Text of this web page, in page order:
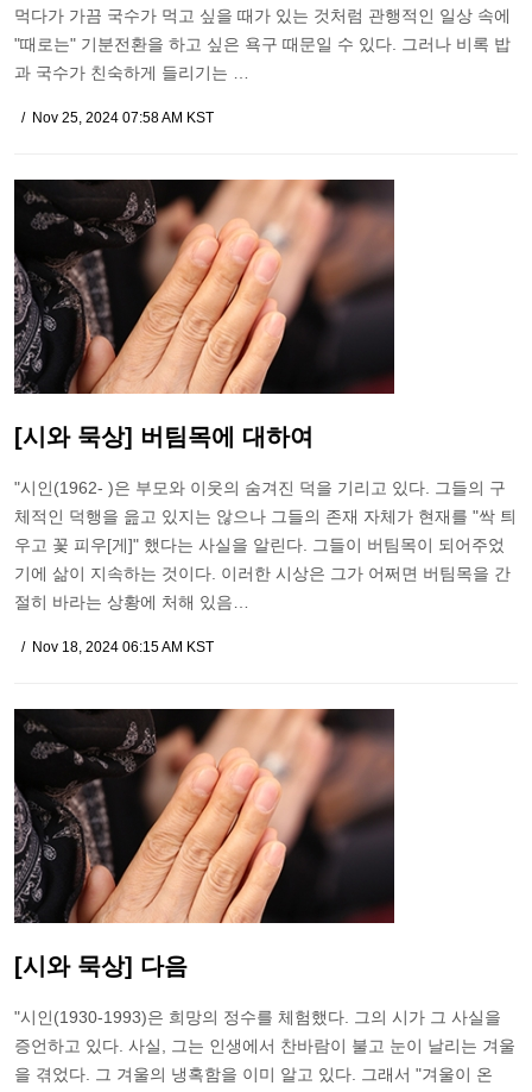
먹다가 가끔 국수가 먹고 싶을 때가 있는 것처럼 관행적인 일상 속에
"때로는" 기분전환을 하고 싶은 욕구 때문일 수 있다. 그러나 비록 밥
과 국수가 친숙하게 들리기는 …
Nov 25, 2024 07:58 AM KST
[시와 묵상] 버팀목에 대하여
"시인(1962- )은 부모와 이웃의 숨겨진 덕을 기리고 있다. 그들의 구
체적인 덕행을 읊고 있지는 않으나 그들의 존재 자체가 현재를 "싹 틔
우고 꽃 피우[게]" 했다는 사실을 알린다. 그들이 버팀목이 되어주었
기에 삶이 지속하는 것이다. 이러한 시상은 그가 어쩌면 버팀목을 간
절히 바라는 상황에 처해 있음…
Nov 18, 2024 06:15 AM KST
[시와 묵상] 다음
"시인(1930-1993)은 희망의 정수를 체험했다. 그의 시가 그 사실을
증언하고 있다. 사실, 그는 인생에서 찬바람이 불고 눈이 날리는 겨울
을 겪었다. 그 겨울의 냉혹함을 이미 알고 있다. 그래서 "겨울이 온